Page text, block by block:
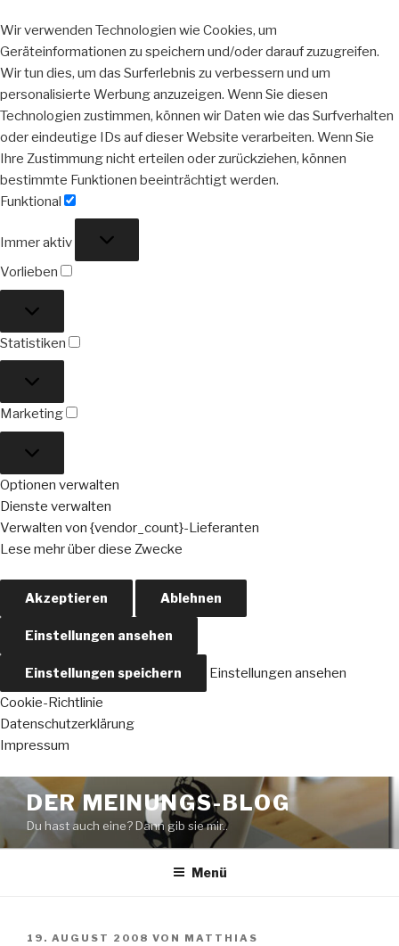
Wir verwenden Technologien wie Cookies, um
Geräteinformationen zu speichern und/oder darauf zuzugreifen.
Wir tun dies, um das Surferlebnis zu verbessern und um
personalisierte Werbung anzuzeigen. Wenn Sie diesen
Technologien zustimmen, können wir Daten wie das Surfverhalten
oder eindeutige IDs auf dieser Website verarbeiten. Wenn Sie
Ihre Zustimmung nicht erteilen oder zurückziehen, können
bestimmte Funktionen beeinträchtigt werden.
Funktional
Immer aktiv
Vorlieben
Statistiken
Marketing
Optionen verwalten
Dienste verwalten
Verwalten von {vendor_count}-Lieferanten
Lese mehr über diese Zwecke
Akzeptieren Ablehnen
Einstellungen ansehen
Einstellungen speichern
Einstellungen ansehen
Cookie-Richtlinie
Datenschutzerklärung
Impressum
Zum
Inhalt
springen
DER MEINUNGS-BLOG
Du hast auch eine? Dann gib sie mir..
Menü
VERÖFFENTLICHT
19. AUGUST 2008 VON MATTHIAS